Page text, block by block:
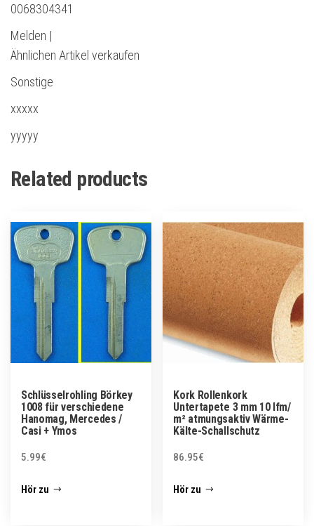
0068304341
Melden |
Ähnlichen Artikel verkaufen
Sonstige
xxxxx
yyyyy
Related products
Schlüsselrohling Börkey
1008 für verschiedene
Hanomag, Mercedes /
Casi + Ymos
5.99€
Hör zu
Kork Rollenkork
Untertapete 3 mm 10 lfm/
m² atmungsaktiv Wärme-
Kälte-Schallschutz
86.95€
Hör zu